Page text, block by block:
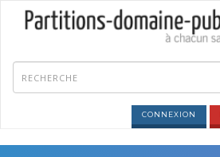
CONNEXION